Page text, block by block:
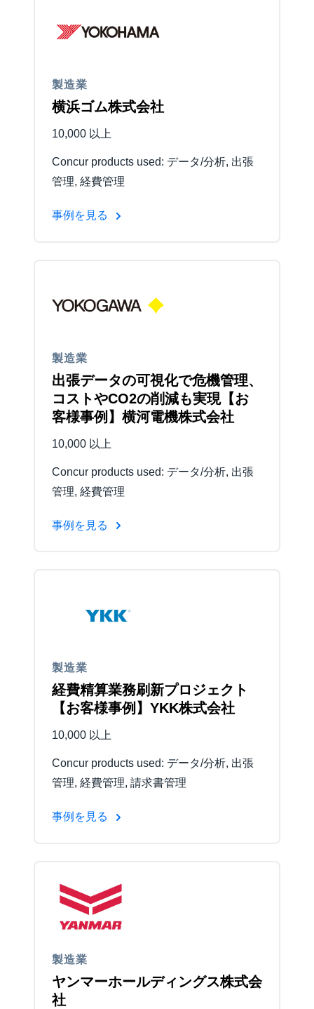
製造業
横浜ゴム株式会社
10,000 以上
Concur products used: データ/分析, 出張
管理, 経費管理
事例を見る
製造業
出張データの可視化で危機管理、
コストやCO2の削減も実現【お
客様事例】横河電機株式会社
10,000 以上
Concur products used: データ/分析, 出張
管理, 経費管理
事例を見る
製造業
経費精算業務刷新プロジェクト
【お客様事例】YKK株式会社
10,000 以上
Concur products used: データ/分析, 出張
管理, 経費管理, 請求書管理
事例を見る
製造業
ヤンマーホールディングス株式会
社